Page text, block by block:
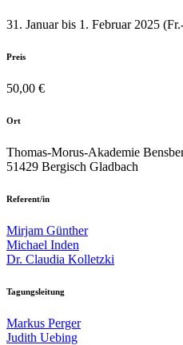
31. Januar bis 1. Februar 2025
Preis
50,00 €
Ort
Thomas-Morus-Akademie
51429 Bergisch Gladbach
Referent/in
Mirjam Günther
Michael Inden
Dr. Claudia Kolletzki
Tagungsleitung
Markus Perger
Judith Uebing